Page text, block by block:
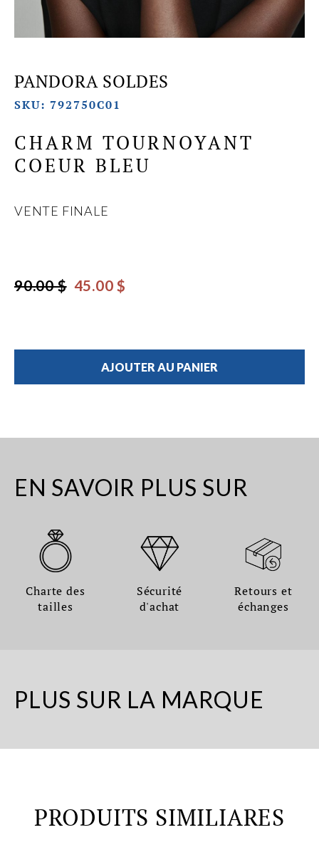
PANDORA SOLDES
SKU: 792750C01
CHARM TOURNOYANT
COEUR BLEU
VENTE FINALE
90.00 $ 45.00 $
AJOUTER AU PANIER
EN SAVOIR PLUS SUR
Charte des
tailles
Sécurité
d'achat
Retours et
échanges
PLUS SUR LA MARQUE
PRODUITS SIMILIARES